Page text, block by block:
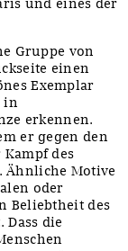
und eines der
Gruppe von
einen
Exemplar
in
erkennen.
er gegen den
des
Ähnliche Motive
oder
Beliebtheit des
die